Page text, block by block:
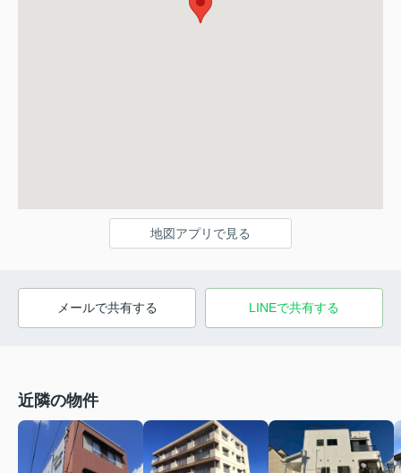
地図アプリで見る
メールで共有する LINEで共有する
近隣の物件